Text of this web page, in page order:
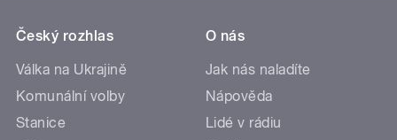
Český rozhlas
Válka na Ukrajině
Komunální volby
Stanice
O nás
Jak nás naladíte
Nápověda
Lidé v rádiu